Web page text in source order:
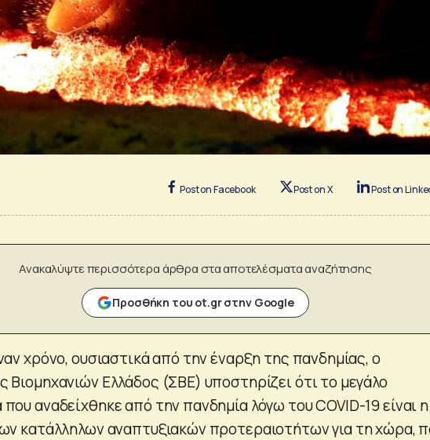
Post on Facebook Post on X Post on
Ανακαλύψτε περισσότερα άρθρα στα αποτελέσματα αναζήτησης
Προσθήκη του ot.gr στην Google
χρόνο, ουσιαστικά από την έναρξη της πανδημίας, ο
Βιομηχανιών Ελλάδος (ΣΒΕ) υποστηρίζει ότι το μεγάλο
αναδείχθηκε από την πανδημία λόγω του COVID-19 είναι η
κατάλληλων αναπτυξιακών προτεραιοτήτων για τη χώρα,